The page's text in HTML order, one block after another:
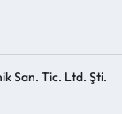
San. Tic. Ltd. Şti.